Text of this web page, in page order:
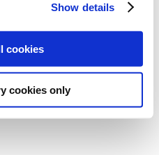
Show details
cookies
cookies only